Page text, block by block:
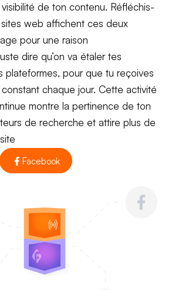
de ton contenu. Réfléchis-
web affichent ces deux
pour une raison
dire qu’on va étaler tes
plateformes, pour que tu reçoives
chaque jour. Cette activité
montre la pertinence de ton
de recherche et attire plus de
Facebook